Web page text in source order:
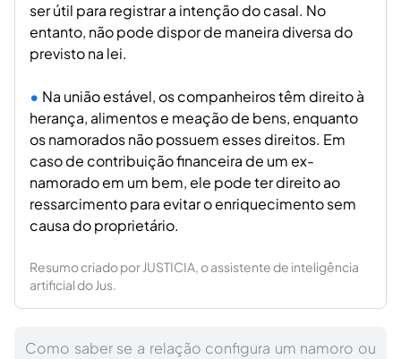
ser útil para registrar a intenção do casal. No
entanto, não pode dispor de maneira diversa do
previsto na lei.
Na união estável, os companheiros têm direito à
herança, alimentos e meação de bens, enquanto
os namorados não possuem esses direitos. Em
caso de contribuição financeira de um ex-
namorado em um bem, ele pode ter direito ao
ressarcimento para evitar o enriquecimento sem
causa do proprietário.
Resumo criado por JUSTICIA, o assistente de inteligência
artificial do Jus.
Como saber se a relação configura um namoro ou